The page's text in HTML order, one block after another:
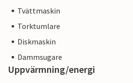
Tvättmaskin
Torktumlare
Diskmaskin
Dammsugare
Uppvärmning/energi